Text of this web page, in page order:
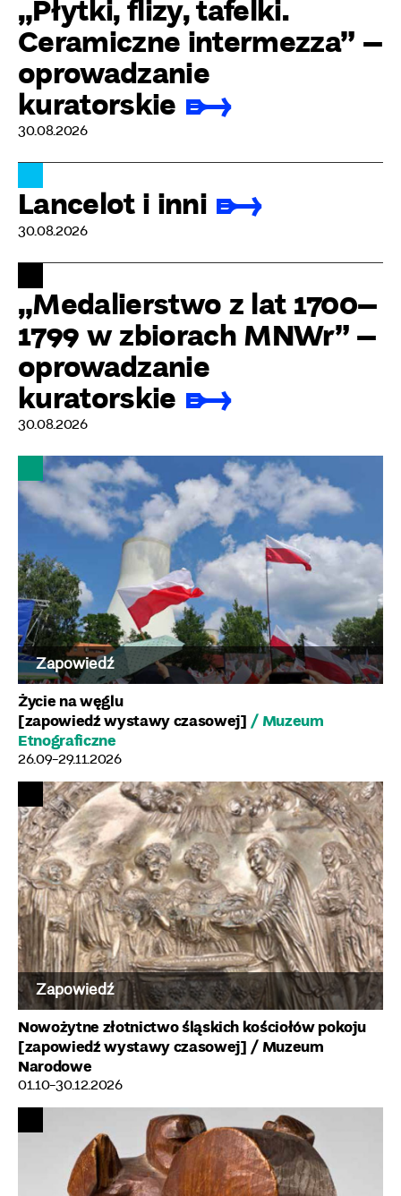
„Płytki, flizy, tafelki.
Ceramiczne intermezza” –
oprowadzanie
kuratorskie
30.08.2026
Lancelot i inni
30.08.2026
„Medalierstwo z lat 1700–
1799 w zbiorach MNWr” –
oprowadzanie
kuratorskie
30.08.2026
Zapowiedź
Życie na węglu
[zapowiedź wystawy czasowej] / Muzeum
Etnograficzne
26.09-29.11.2026
Zapowiedź
Nowożytne złotnictwo śląskich kościołów pokoju
[zapowiedź wystawy czasowej] / Muzeum
Narodowe
01.10-30.12.2026